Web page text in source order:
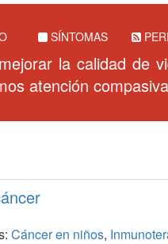
SÍNTOMAS
la calidad de
atención
Cáncer en niños,